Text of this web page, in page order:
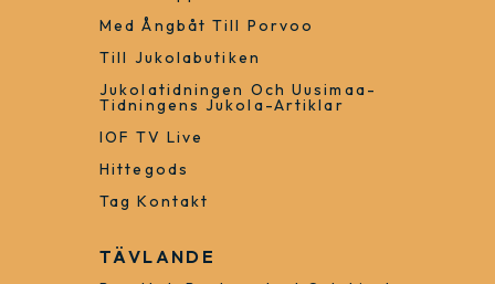
Tävlingscenter
Tävlingscenterområdet
Mat Och Dryck
Ankomst
Med Ångbåt Till Porvoo
Till Jukolabutiken
Jukolatidningen Och Uusimaa-
Tidningens Jukola-Artiklar